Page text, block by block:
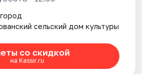
сельский дом культуры
со скидкой
на Kassir.ru